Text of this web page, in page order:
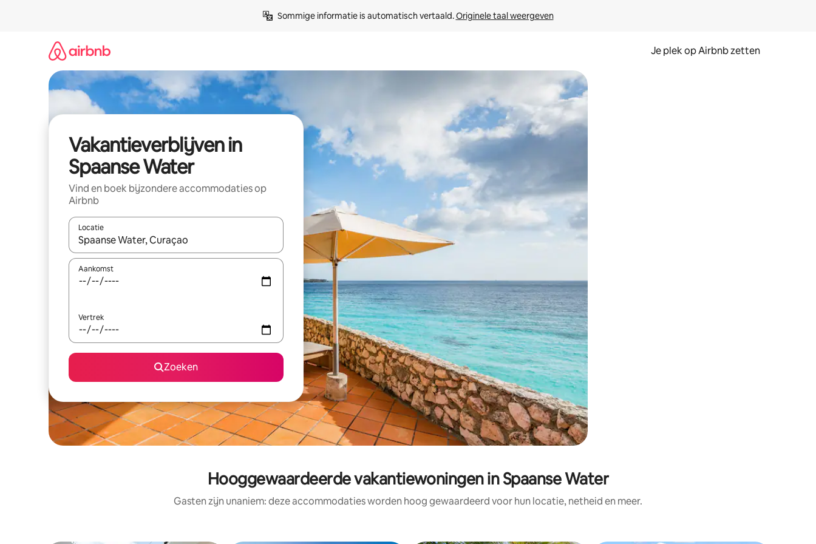
Sommige informatie is automatisch vertaald. Originele taal weergeven
Je plek op Airbnb zetten
Vakantieverblijven in
Spaanse Water
Vind en boek bijzondere accommodaties op
Airbnb
Locatie
Wanneer er resultaten beschikbaar zijn, maak je een keuze met je de pijltjestoetsen omhoog en omlaag, óf door te tikken of swipen.
Aankomst
Vertrek
Zoeken
Hooggewaardeerde vakantiewoningen in Spaanse Water
Gasten zijn unaniem: deze accommodaties worden hoog gewaardeerd voor hun locatie, netheid en meer.